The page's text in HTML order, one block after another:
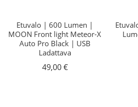
Etuvalo | 600 Lumen |
MOON Front light Meteor-X
Auto Pro Black | USB
Ladattava
49,00€